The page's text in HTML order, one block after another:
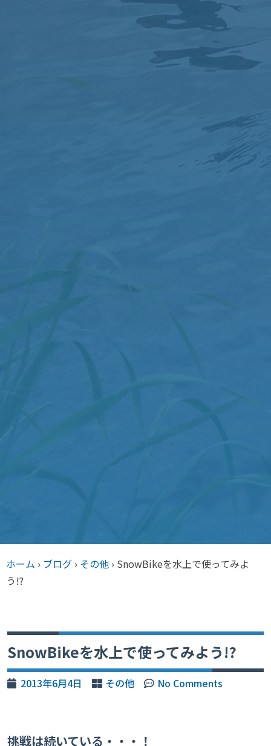
ホーム › ブログ › その他 › SnowBikeを水上で使ってみよ
う!?
SnowBikeを水上で使ってみよう!?
2013年6月4日 その他 No Comments
挑戦は続いている・・・！